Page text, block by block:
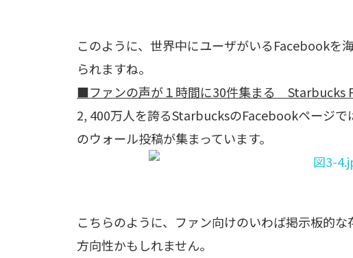
このように、世界中にユーザがいるFacebookを
られますね。
■ファンの声が１時間に30件集まる Starbucks
2, 400万人を誇るStarbucksのFacebookページ
のウォール投稿が集まっています。
こちらのように、ファン向けのいわば掲示板的
方向性かもしれません。